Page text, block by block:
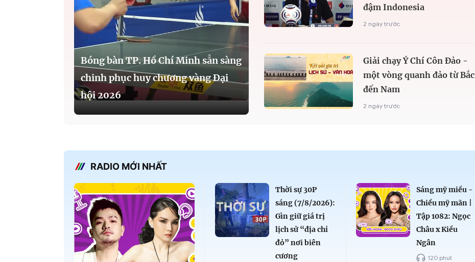
Bóng bàn TP. Hồ Chí Minh sẵn sàng
chinh phục huy chương vàng Đại
hội 2026
đậm Indonesia
2 ngày trước
Giải chạy Ý Chí Côn Đảo -
một vòng quanh đảo từ Bắc
đến Nam
2 ngày trước
RADIO MỚI NHẤT
Thời sự 30P
sáng (7/8/2026):
Gìn giữ giá trị
lịch sử “địa chỉ
đỏ” nơi biên
cương
Sáng mỹ miều -
Chiều mỹ mãn |
Tập 1082: Ngọc
Châu x Kiều
Ngân
120 phút